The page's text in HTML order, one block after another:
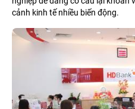
cảnh kinh tế nhiều biến động.